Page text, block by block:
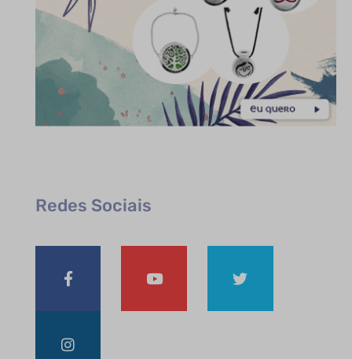
Redes Sociais